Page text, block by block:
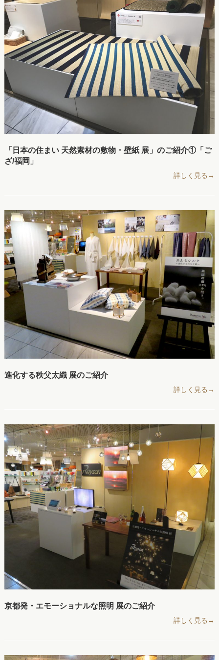
「日本の住まい 天然素材の敷物・壁紙 展」のご紹介①「ご
ざ/福岡」
詳しく見る→
進化する秩父太織 展のご紹介
詳しく見る→
京都発・エモーショナルな照明 展のご紹介
詳しく見る→